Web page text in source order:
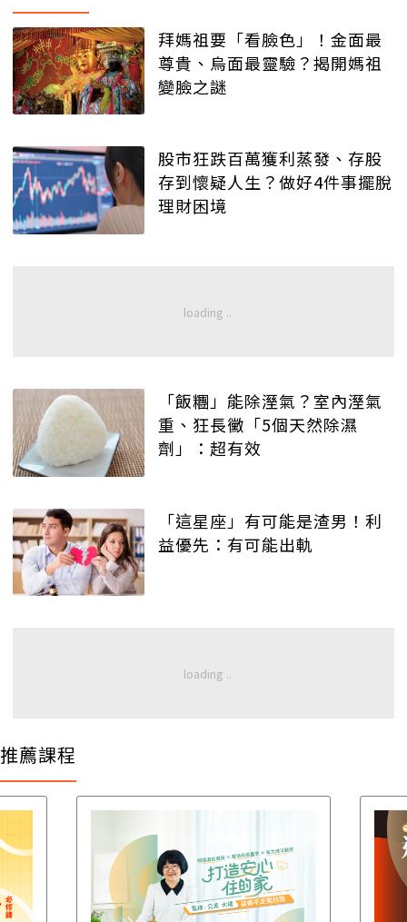
拜媽祖要「看臉色」！金面最
尊貴、烏面最靈驗？揭開媽祖
變臉之謎
股市狂跌百萬獲利蒸發、存股
存到懷疑人生？做好4件事擺脫
理財困境
「飯糰」能除溼氣？室內溼氣
重、狂長黴「5個天然除濕
劑」：超有效
「這星座」有可能是渣男！利
益優先：有可能出軌
推薦課程